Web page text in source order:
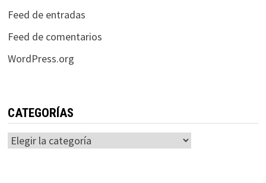
Feed de entradas
Feed de comentarios
WordPress.org
CATEGORÍAS
Categorías